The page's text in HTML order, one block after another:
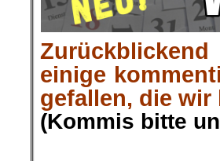
einige
gefallen, die
(Kommis bitte